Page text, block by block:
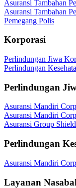
Asuransi Tambahan
Asuransi Tambahan
Pemegang Polis
Korporasi
Perlindungan Jiwa
Perlindungan
Perlindungan
Asuransi Mandiri
Asuransi Mandiri
Asuransi Group
Perlindungan
Asuransi Mandiri
Layanan